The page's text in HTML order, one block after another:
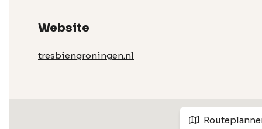
Website
tresbiengroningen.nl